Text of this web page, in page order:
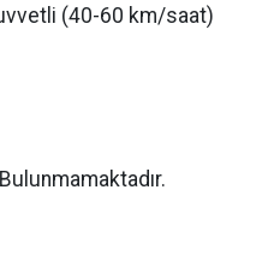
(40-60 km/saat)